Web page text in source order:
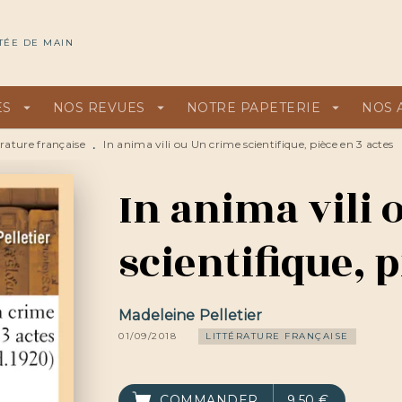
DE MAIN
arrow_drop_down NOS REVUES arrow_drop_down NOTRE PAPETERIE arrow_drop_down NOS
française • In anima vili ou Un crime scientifique, pièce en 3 actes
In anima vili
scientifique,
Madeleine Pelletier
01/09/2018 LITTÉRATURE FRANÇAISE